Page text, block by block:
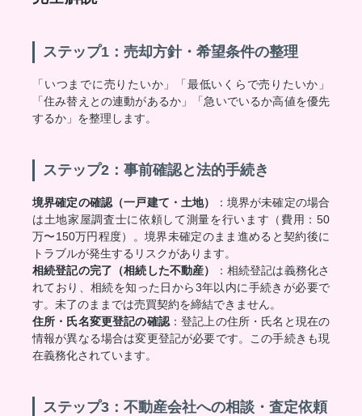
ステップ1：売却方針・希望条件の整理
「いつまでに売りたいか」「最低いくらで売りたいか」
「住み替えとの連動があるか」「急いでいるか高値を優先
するか」を整理します。
ステップ2：事前確認と法的手続き
境界確定の確認（一戸建て・土地）
：境界が未確定の場合
は土地家屋調査士に依頼して測量を行います（費用：50
万〜150万円程度）。境界未確定のまま進めると契約後に
トラブルが発生するリスクがあります。
相続登記の完了（相続した不動産）
：相続登記は義務化さ
れており、相続を知った日から3年以内に手続きが必要で
す。未了のままでは売買契約を締結できません。
住所・氏名変更登記の確認：登記上の住所・氏名と現在の
情報が異なる場合は変更登記が必要です。この手続きも現
在義務化されています。
ステップ3：不動産会社への相談・査定依頼